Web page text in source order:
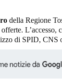
della Regione
di SPID, CNS